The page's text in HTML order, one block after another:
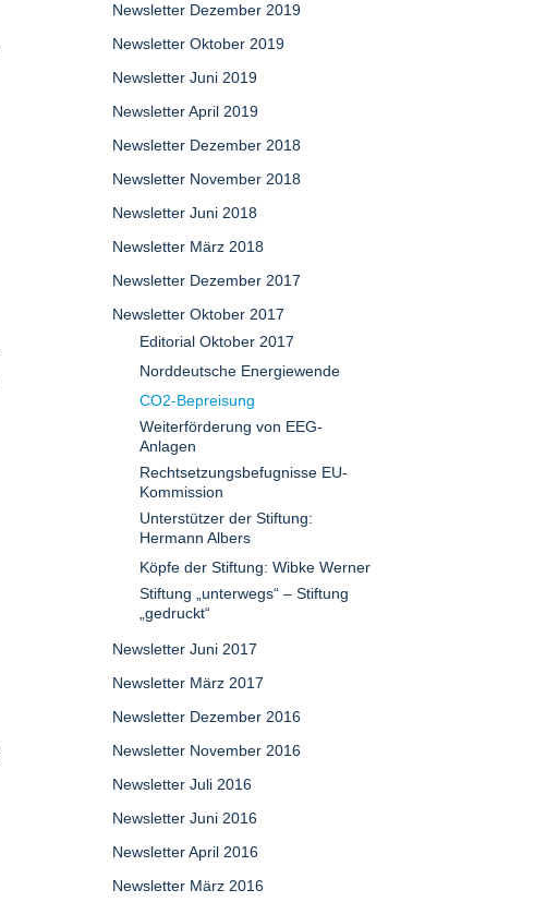
Newsletter Dezember 2019
Newsletter Oktober 2019
Newsletter Juni 2019
Newsletter April 2019
Newsletter Dezember 2018
Newsletter November 2018
Newsletter Juni 2018
Newsletter März 2018
Newsletter Dezember 2017
Newsletter Oktober 2017
Editorial Oktober 2017
Norddeutsche Energiewende
CO2-Bepreisung
Weiterförderung von EEG-
Anlagen
Rechtsetzungsbefugnisse EU-
Kommission
Unterstützer der Stiftung:
Hermann Albers
Köpfe der Stiftung: Wibke Werner
Stiftung „unterwegs“ – Stiftung
„gedruckt“
Newsletter Juni 2017
Newsletter März 2017
Newsletter Dezember 2016
Newsletter November 2016
Newsletter Juli 2016
Newsletter Juni 2016
Newsletter April 2016
Newsletter März 2016